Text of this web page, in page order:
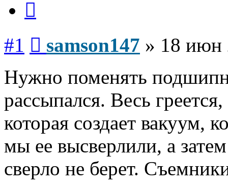
#1 samson147 » 18 июн
Нужно поменять
рассыпался. Весь
которая создает вакуум,
мы ее высверлили, а
сверло не берет.